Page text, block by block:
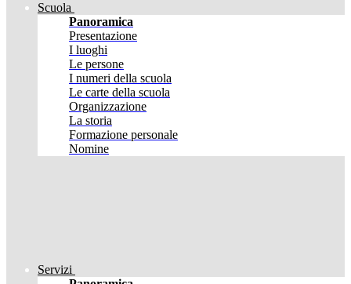
Scuola
Panoramica
Presentazione
I luoghi
Le persone
I numeri della scuola
Le carte della scuola
Organizzazione
La storia
Formazione personale
Nomine
Servizi